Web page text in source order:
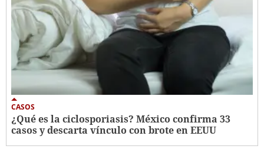
CASOS
¿Qué es la ciclosporiasis? México confirma 33
casos y descarta vínculo con brote en EEUU